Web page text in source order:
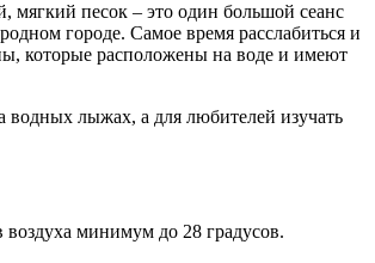
мягкий песок – это один большой сеанс
городе. Самое время расслабиться и
которые расположены на воде и имеют
водных лыжах, а для любителей изучать
минимум до 28 градусов.